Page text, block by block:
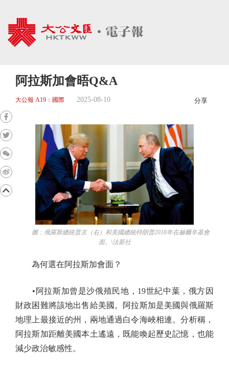
阿拉斯加會晤Q&A
大公報 A19：國際 2025-08-10 分享
圖：俄羅斯總統普京（右）和美國總統特朗普2018年在赫爾辛基會
面。\法新社
為何選在阿拉斯加會面？
•阿拉斯加曾是沙俄殖民地，19世紀中葉，俄方因
財政困難將該地出售給美國。阿拉斯加是美國與俄羅斯
地理上最接近的州，兩地通過白令海峽相連。分析稱，
阿拉斯加距離美國本土遙遠，既能喚起歷史記憶，也能
減少政治敏感性。